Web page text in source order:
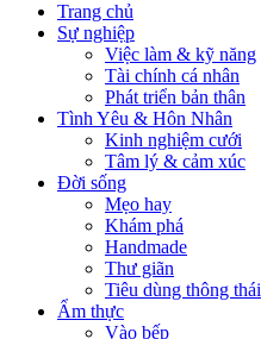
Trang chủ
Sự nghiệp
Việc làm & kỹ năng
Tài chính cá nhân
Phát triển bản thân
Tình Yêu & Hôn Nhân
Kinh nghiệm cưới
Tâm lý & cảm xúc
Đời sống
Mẹo hay
Khám phá
Handmade
Thư giãn
Tiêu dùng thông thái
Ẩm thực
Vào bếp